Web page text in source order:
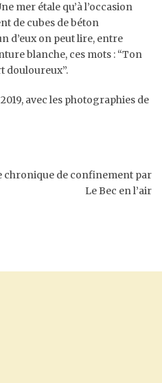
mer étale qu’à l’occasion
de cubes de béton
d’eux on peut lire, entre
blanche, ces mots : “Ton
douloureux”.
2019, avec les photographies de
chronique de confinement par
Le Bec en l’air